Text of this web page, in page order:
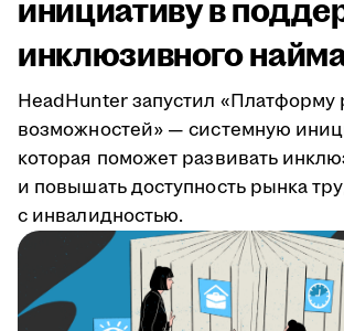
инициативу в
инклюзивного
HeadHunter запустил «Платформу
возможностей» — системную
которая поможет развивать
и повышать доступность рынка
с инвалидностью.